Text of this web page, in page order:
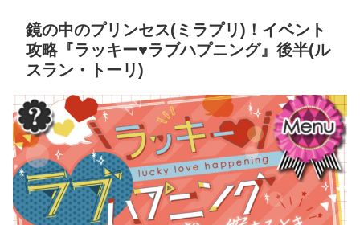
鏡の中のプリンセス(ミラプリ)！イベント
攻略『ラッキー♥ラブハプニング』後半(ル
スラン・トーリ)